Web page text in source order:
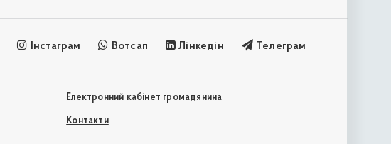
Інстаграм Вотсап Лінкедін Телеграм
Електронний кабінет громадянина
Контакти